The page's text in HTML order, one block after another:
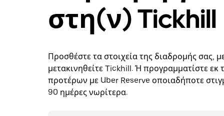
στη(ν) Tickhill
Προσθέστε τα στοιχεία της διαδρομής σας,
μετακινηθείτε Tickhill. Ή προγραμματίστε εκ
προτέρων με Uber Reserve οποιαδήποτε
90 ημέρες νωρίτερα.